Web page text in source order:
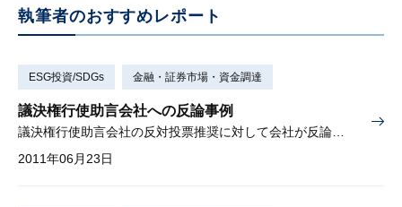
執筆者のおすすめレポート
ESG投資/SDGs 金融・証券市場・資金調達
議決権行使助言会社への反論事例
2011年06月23日